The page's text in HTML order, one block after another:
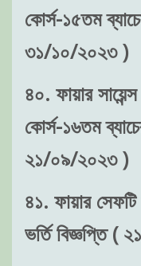
কোর্স-১৫তম
৩১/১০/২০২৩ )
৪০. ফায়ার
কোর্স-১৬তম
২১/০৯/২০২৩ )
৪১. ফায়ার
ভর্তি বিজ্ঞপ্তি